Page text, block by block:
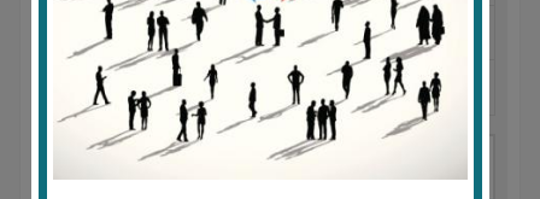
المكان : الجزائر- مستغانم- مزغران
آخر ظهور: : منذ 2 سنوات